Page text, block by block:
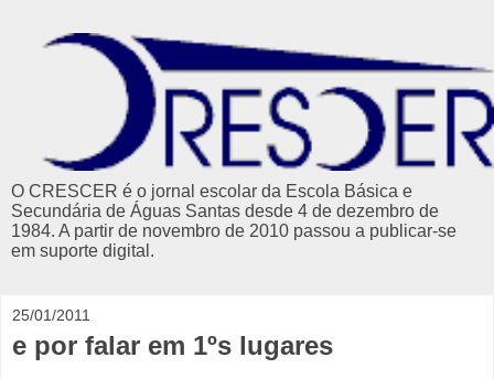
O CRESCER é o jornal escolar da Escola Básica e
Secundária de Águas Santas desde 4 de dezembro de
1984. A partir de novembro de 2010 passou a publicar-se
em suporte digital.
25/01/2011
e por falar em 1ºs lugares